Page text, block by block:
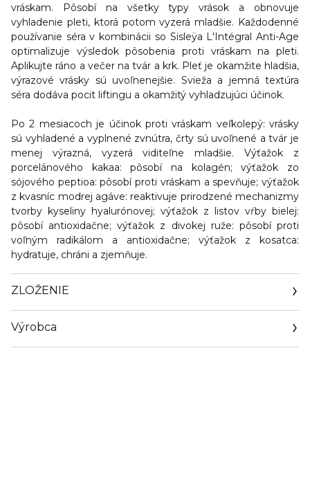
vráskam. Pôsobí na všetky typy vrások a obnovuje
vyhladenie pleti, ktorá potom vyzerá mladšie. Každodenné
používanie séra v kombinácii so Sisleÿa L'Intégral Anti-Age
optimalizuje výsledok pôsobenia proti vráskam na pleti.
Aplikujte ráno a večer na tvár a krk. Pleť je okamžite hladšia,
výrazové vrásky sú uvoľnenejšie. Svieža a jemná textúra
séra dodáva pocit liftingu a okamžitý vyhladzujúci účinok.
Po 2 mesiacoch je účinok proti vráskam veľkolepý: vrásky
sú vyhladené a vyplnené zvnútra, črty sú uvoľnené a tvár je
menej výrazná, vyzerá viditeľne mladšie. Výťažok z
porcelánového kakaa: pôsobí na kolagén; výťažok zo
sójového peptioa: pôsobí proti vráskam a spevňuje; výťažok
z kvasníc modrej agáve: reaktivuje prirodzené mechanizmy
tvorby kyseliny hyalurónovej; výťažok z listov vŕby bielej:
pôsobí antioxidačne; výťažok z divokej ruže: pôsobí proti
voľným radikálom a antioxidačne; výťažok z kosatca:
hydratuje, chráni a zjemňuje.
ZLOŽENIE
Výrobca